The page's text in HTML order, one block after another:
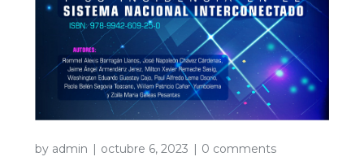
by admin octubre 6, 2023 0 comments